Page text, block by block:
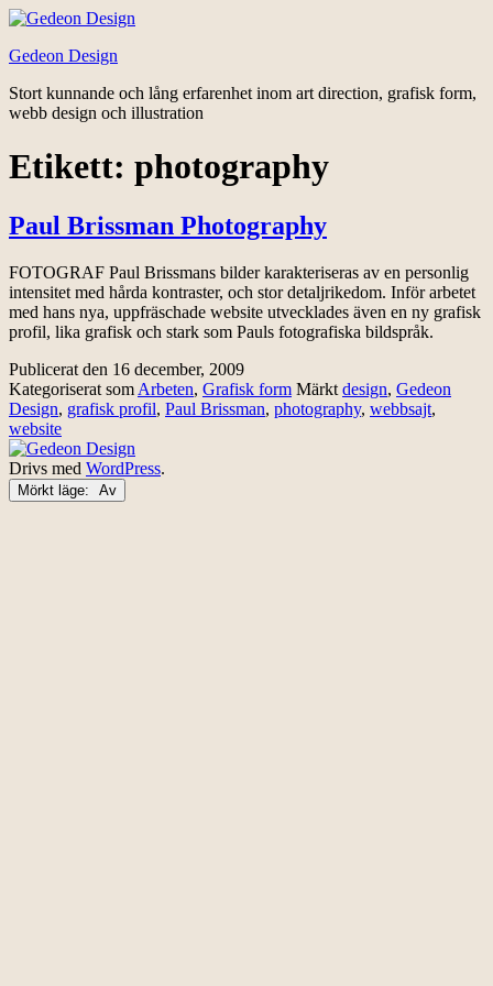
Hoppa
innehåll
Gedeon Design
Stort kunnande och lång erfarenhet inom art direction, grafisk form,
webb design och illustration
Etikett: photography
Paul Brissman Photography
FOTOGRAF Paul Brissmans bilder karakteriseras av en personlig
intensitet med hårda kontraster, och stor detaljrikedom. Inför arbetet
med hans nya, uppfräschade website utvecklades även en ny grafisk
profil, lika grafisk och stark som Pauls fotografiska bildspråk.
Publicerat den 16 december, 2009
Kategoriserat som Arbeten, Grafisk form Märkt design, Gedeon
Design, grafisk profil, Paul Brissman, photography, webbsajt,
website
Drivs med WordPress.
Mörkt läge: